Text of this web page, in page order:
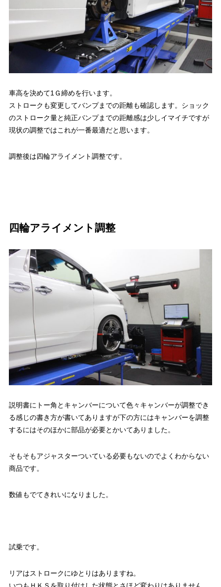
車高を決めて1Ｇ締めを行います。
ストロークも変更してバンプまでの距離も確認します。ショック
のストローク量と純正バンプまでの距離感は少しイマイチですが
現状の調整ではこれが一番最適だと思います。
調整後は四輪アライメント調整です。
四輪アライメント調整
説明書にトー角とキャンバーについて色々キャンバーが調整でき
る感じの書き方が書いてありますが下の方にはキャンバーを調整
するにはそのほかに部品が必要とかいてありました。
そもそもアジャスターついている必要もないのでよくわからない
商品です。
数値もでてきれいになりました。
試乗です。
リアはストロークにゆとりはありますね。
いつもＨＫＳを取り付けした状態とさほど変わりはありません